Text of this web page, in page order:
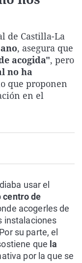
Como el perro y el
Equipo de
Operación Viuda
La Rioja
Navarra
País Vasco
Elecciones
de Castilla-La
, asegura que
acogida", pero
no ha
que proponen
en el
usar el
centro de
acogerles de
instalaciones
su parte, el
que la
por la que se